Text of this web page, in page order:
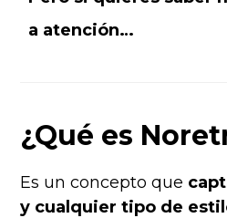
a atención…
¿Qué es
Es un concepto que
y cualquier tipo de